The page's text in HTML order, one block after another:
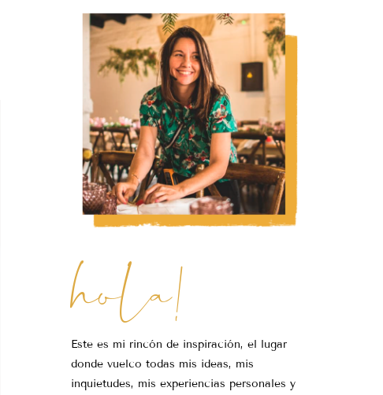
hola!
Este es mi rincón de inspiración, el lugar
donde vuelco todas mis ideas, mis
inquietudes, mis experiencias personales y